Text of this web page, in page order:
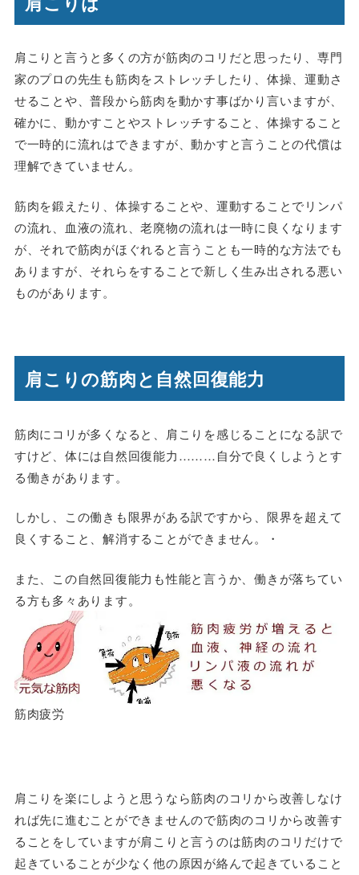
肩こりと言うと多くの方が筋肉のコリだと思ったり、専門
家のプロの先生も筋肉をストレッチしたり、体操、運動さ
せることや、普段から筋肉を動かす事ばかり言いますが、
確かに、動かすことやストレッチすること、体操すること
で一時的に流れはできますが、動かすと言うことの代償は
理解できていません。
筋肉を鍛えたり、体操することや、運動することでリンパ
の流れ、血液の流れ、老廃物の流れは一時に良くなります
が、それで筋肉がほぐれると言うことも一時的な方法でも
ありますが、それらをすることで新しく生み出される悪い
ものがあります。
肩こりの筋肉と自然回復能力
筋肉にコリが多くなると、肩こりを感じることになる訳で
すけど、体には自然回復能力………自分で良くしようとす
る働きがあります。
しかし、この働きも限界がある訳ですから、限界を超えて
良くすること、解消することができません。・
また、この自然回復能力も性能と言うか、働きが落ちてい
る方も多々あります。
筋肉疲労
肩こりを楽にしようと思うなら筋肉のコリから改善しなけ
れば先に進むことができませんので筋肉のコリから改善す
ることをしていますが肩こりと言うのは筋肉のコリだけで
起きていることが少なく他の原因が絡んで起きていること